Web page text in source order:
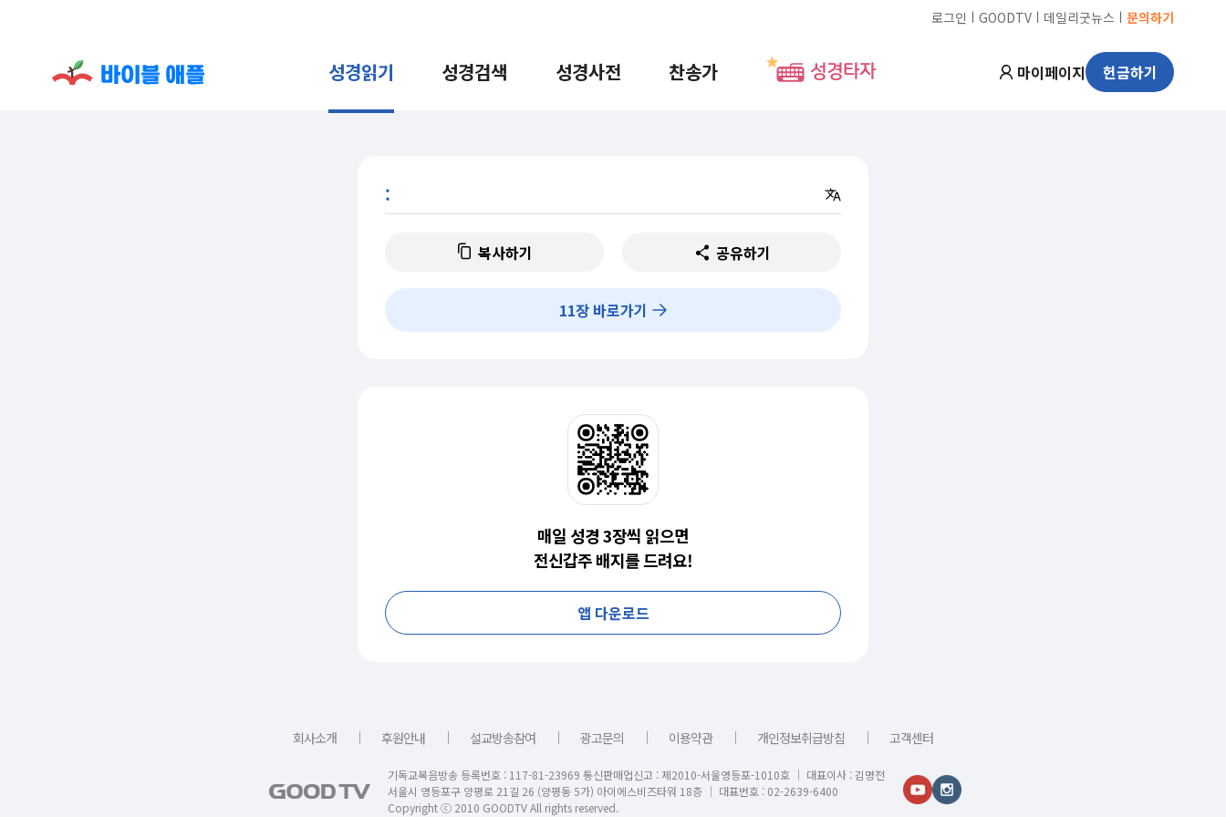
로그인 ㅣ GOODTV ㅣ 데일리굿뉴스 ㅣ 문의하기
성경읽기 성경검색 성경사전 찬송가 성경타자 마이페이지 헌금하기
:
복사하기 공유하기
11장 바로가기
매일 성경 3장씩 읽으면
전신갑주 배지를 드려요!
앱 다운로드
회사소개 ｜ 후원안내 ｜ 설교방송참여 ｜ 광고문의 ｜ 이용약관 ｜ 개인정보취급방침 ｜ 고객센터
기독교복음방송 등록번호 : 117-81-23969 통신판매업신고 : 제2010-서울영등포-1010호 │ 대표이사 : 김명전
서울시 영등포구 양평로 21길 26 (양평동 5가) 아이에스비즈타워 18층 │ 대표번호 : 02-2639-6400
Copyright ⓒ 2010 GOODTV All rights reserved.